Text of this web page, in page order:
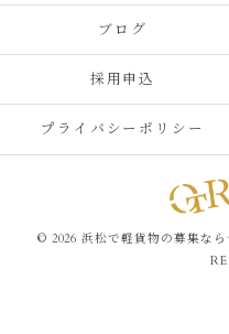
ブログ
採用申込
プライバシーポリシー
© 2026 浜松で軽貨物の募集な